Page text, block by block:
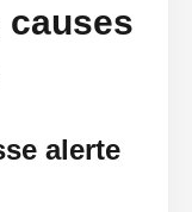
causes
alerte